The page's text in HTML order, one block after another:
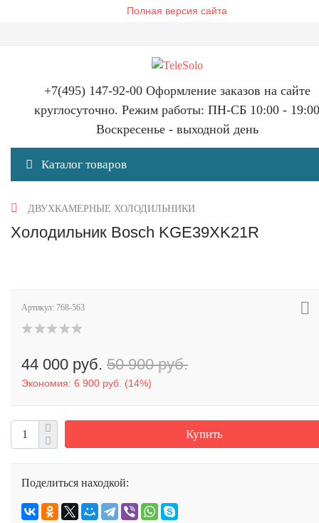
Полная версия сайта
+7(495) 147-92-00 Оформление заказов на сайте
круглосуточно. Режим работы: ПН-СБ 10:00 - 19:00
Воскресенье - выходной день
Каталог товаров
ДВУХКАМЕРНЫЕ ХОЛОДИЛЬНИКИ
Холодильник Bosch KGE39XK21R
Артикул: 768-563
44 000 руб. 50 900 руб.
Экономия: 6 900 руб. (14%)
Купить
Поделиться находкой: